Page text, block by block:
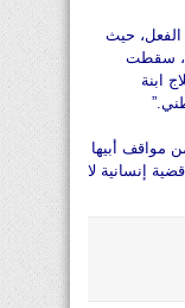
حيث
سقطت
ابنة
مواقف أبيها
إنسانية لا